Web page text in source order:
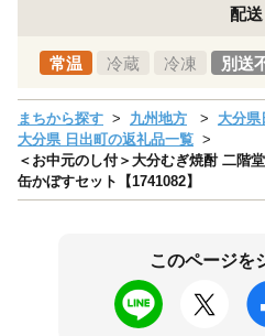
配送
常温 冷蔵 冷凍 別送
まちから探す 九州地方
大分県
大分県 日出町の返礼品一覧
＜お中元のし付＞大分むぎ焼酎 二階
缶かぼすセット【1741082】
このページを